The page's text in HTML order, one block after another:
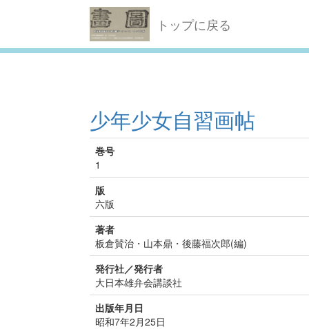
トップに戻る
少年少女自習画帖
巻号
1
版
六版
著者
板倉賛治・山本鼎・後藤福次郎(編)
発行社／発行者
大日本雄弁会講談社
出版年月日
昭和7年2月25日